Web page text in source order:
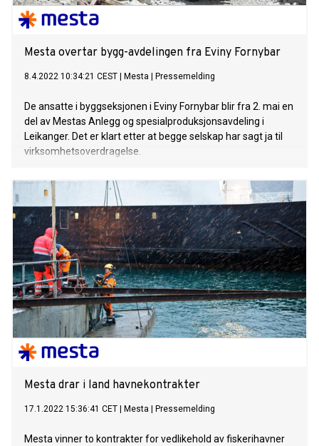
Mesta overtar bygg-avdelingen fra Eviny Fornybar
8.4.2022 10:34:21 CEST Mesta Pressemelding
De ansatte i byggseksjonen i Eviny Fornybar blir fra 2. mai en
del av Mestas Anlegg og spesialproduksjonsavdeling i
Leikanger. Det er klart etter at begge selskap har sagt ja til
virksomhetsoverdragelse.
Mesta drar i land havnekontrakter
17.1.2022 15:36:41 CET Mesta Pressemelding
Mesta vinner to kontrakter for vedlikehold av fiskerihavner